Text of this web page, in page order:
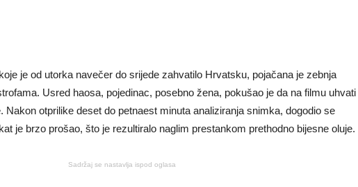
je od utorka navečer do srijede zahvatilo Hrvatsku, pojačana je zebnja
Usred haosa, pojedinac, posebno žena, pokušao je da na filmu uhvati
Nakon otprilike deset do petnaest minuta analiziranja snimka, dogodio se
je brzo prošao, što je rezultiralo naglim prestankom prethodno bijesne oluje.
Sadržaj se nastavlja ispod oglasa